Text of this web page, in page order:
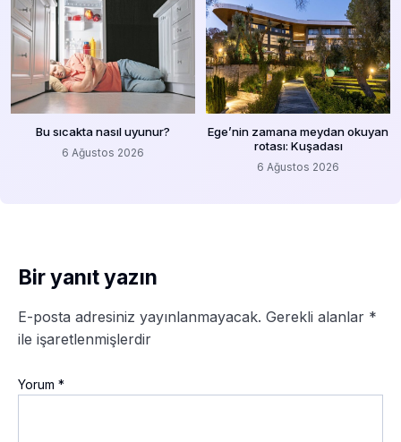
Bu sıcakta nasıl uyunur?
6 Ağustos 2026
Ege’nin zamana meydan okuyan
rotası: Kuşadası
6 Ağustos 2026
Bir yanıt yazın
E-posta adresiniz yayınlanmayacak. Gerekli alanlar *
ile işaretlenmişlerdir
Yorum *